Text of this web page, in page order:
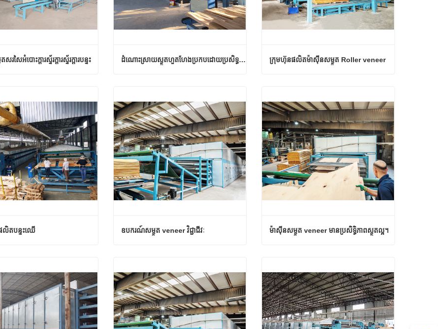
សៃអំបោះក្តារស្ទ័រក្តារស្ទ័រក្តារបន្ទះ ដំណោះស្រាយស្ងួតហួតហែងប្រកបដោយប្រសិទ្ធភាព ក្រុមហ៊ុនផលិតម៉ាស៊ីនសម្ងួត Roller veneer
លិតបន្ទះឈើ ឧបករណ៍សម្ងួត veneer វិជ្ជាជីវៈ ម៉ាស៊ីនសម្ងួត veneer មានប្រសិទ្ធិភាពស្ងួតល្អ។